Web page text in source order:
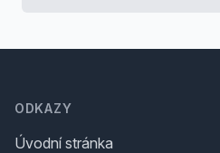
ODKAZY
Úvodní stránka